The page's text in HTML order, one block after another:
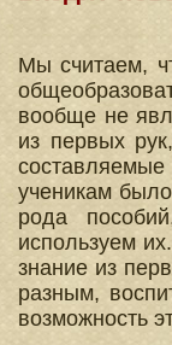
Мы считаем,
вообще не
из первых
составляемые
ученикам
рода
используем
знание из
разным,
возможность